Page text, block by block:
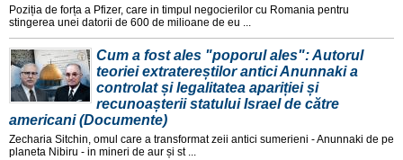
Poziția de forța a Pfizer, care in timpul negocierilor cu Romania pentru
stingerea unei datorii de 600 de milioane de eu ...
Cum a fost ales "poporul ales": Autorul
teoriei extratereștilor antici Anunnaki a
controlat și legalitatea apariției și
recunoașterii statului Israel de către
americani (Documente)
Zecharia Sitchin, omul care a transformat zeii antici sumerieni - Anunnaki de pe
planeta Nibiru - in mineri de aur și st ...